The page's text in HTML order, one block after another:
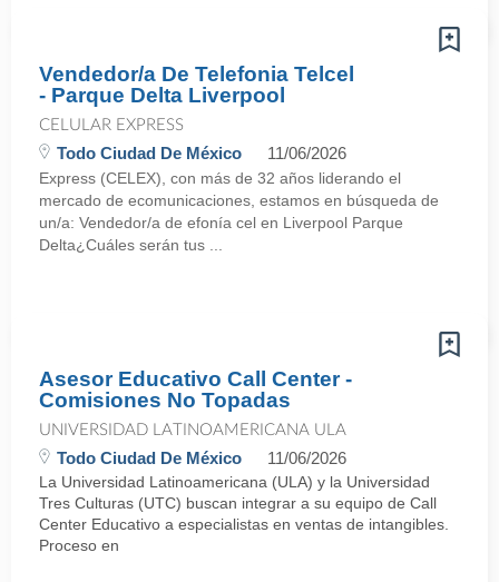
Vendedor/a De Telefonia Telcel
- Parque Delta Liverpool
CELULAR EXPRESS
Todo Ciudad De México 11/06/2026
Express (CELEX), con más de 32 años liderando el
mercado de ecomunicaciones, estamos en búsqueda de
un/a: Vendedor/a de efonía cel en Liverpool Parque
Delta¿Cuáles serán tus ...
Asesor Educativo Call Center -
Comisiones No Topadas
UNIVERSIDAD LATINOAMERICANA ULA
Todo Ciudad De México 11/06/2026
La Universidad Latinoamericana (ULA) y la Universidad
Tres Culturas (UTC) buscan integrar a su equipo de Call
Center Educativo a especialistas en ventas de intangibles.
Proceso en